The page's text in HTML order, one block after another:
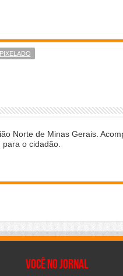
Norte de Minas Gerais.
o cidadão.
Você no Jornal